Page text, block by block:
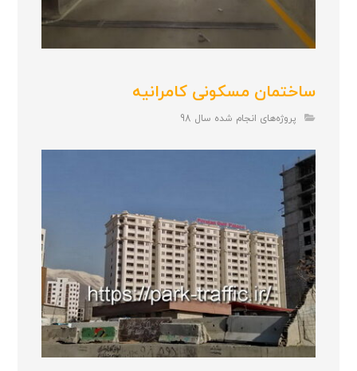
ساختمان مسکونی کامرانیه
پروژه‌های انجام شده سال 98